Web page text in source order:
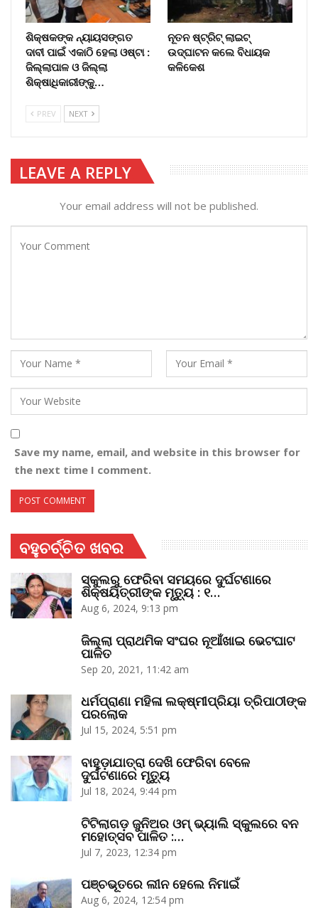
ଶିକ୍ଷକଙ୍କ ନ୍ୟାୟସଙ୍ଗତ
ଦାବୀ ପାଇଁ ଏକାଠି ହେଲା ଓଷ୍ଟା :
ଜିଲ୍ଲାପାଳ ଓ ଜିଲ୍ଲା
ଶିକ୍ଷାଧିକାରୀଙ୍କୁ…
ନୂତନ ଷ୍ଟ୍ରିଟ୍ ଲାଇଟ୍‌
ଉଦ୍‌ଘାଟନ କଲେ ବିଧାୟକ
କଳିକେଶ
PREV NEXT
LEAVE A REPLY
Your email address will not be published.
Save my name, email, and website in this browser for
the next time I comment.
ବହୁଚର୍ଚ୍ଚିତ ଖବର
ସ୍କୁଲରୁ ଫେରିବା ସମୟରେ ଦୁର୍ଘଟଣାରେ
ଶିକ୍ଷୟିତ୍ରୀଙ୍କ ମୃତ୍ୟୁ : ୧…
Aug 6, 2024, 9:13 pm
ଜିଲ୍ଲା ପ୍ରାଥମିକ ସଂଘର ନୂଆଁଖାଇ ଭେଟଘାଟ
ପାଳିତ
Sep 20, 2021, 11:42 am
ଧର୍ମପ୍ରାଣା ମହିଳା ଲକ୍ଷ୍ମୀପ୍ରିୟା ତ୍ରିପାଠୀଙ୍କ
ପରଲୋକ
Jul 15, 2024, 5:51 pm
ବାହୁଡ଼ାଯାତ୍ରା ଦେଖି ଫେରିବା ବେଳେ
ଦୁର୍ଘଟଣାରେ ମୃତ୍ୟୁ
Jul 18, 2024, 9:44 pm
ଟିଟିଲାଗଡ଼ ଜୁନିଅର ଓମ୍‌ ଭ୍ୟାଲି ସ୍କୁଲରେ ବନ
ମହୋତ୍ସବ ପାଳିତ :…
Jul 7, 2023, 12:34 pm
ପଞ୍ଚଭୂତରେ ଲୀନ ହେଲେ ନିମାଇଁ
Aug 6, 2024, 12:54 pm